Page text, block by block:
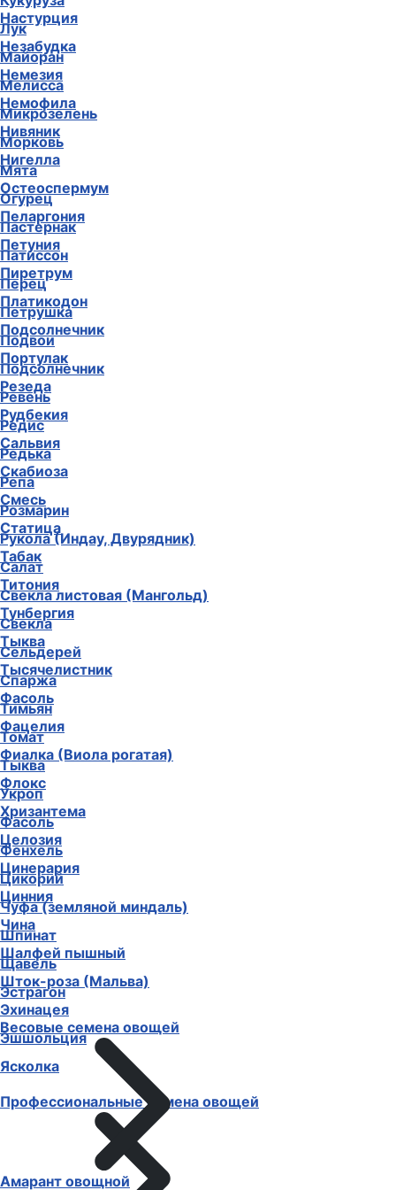
Настурция
Незабудка
Немезия
Немофила
Нивяник
Нигелла
Остеоспермум
Пеларгония
Петуния
Пиретрум
Платикодон
Подсолнечник
Портулак
Резеда
Рудбекия
Сальвия
Скабиоза
Смесь
Статица
Табак
Титония
Тунбергия
Тыква
Тысячелистник
Фасоль
Фацелия
Фиалка (Виола рогатая)
Флокс
Хризантема
Целозия
Цинерария
Цинния
Чина
Шалфей пышный
Шток-роза (Мальва)
Эхинацея
Эшшольция
Ясколка
Профессиональные семена овощей
Лук
Майоран
Мелисса
Микрозелень
Морковь
Мята
Огурец
Пастернак
Патиссон
Перец
Петрушка
Подвои
Подсолнечник
Ревень
Редис
Редька
Репа
Розмарин
Рукола (Индау, Двурядник)
Салат
Свекла листовая (Мангольд)
Свекла
Сельдерей
Спаржа
Тимьян
Томат
Тыква
Укроп
Фасоль
Фенхель
Цикорий
Чуфа (земляной миндаль)
Шпинат
Щавель
Эстрагон
Весовые семена овощей
Амарант овощной